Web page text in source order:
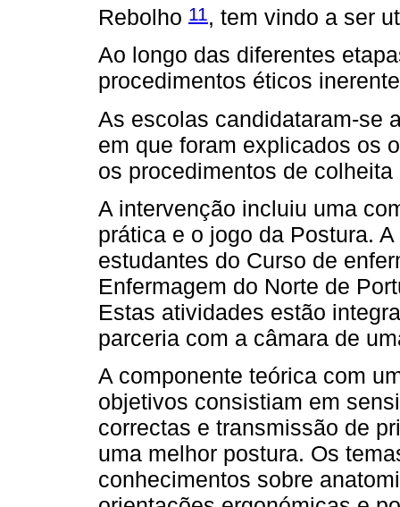
Rebolho 11, tem vindo a ser
Ao longo das diferentes
procedimentos éticos
As escolas candidataram-se
em que foram explicados os
os procedimentos de
A intervenção incluiu uma
prática e o jogo da Postura.
estudantes do Curso de
Enfermagem do Norte de
Estas atividades estão
parceria com a câmara de
A componente teórica com
objetivos consistiam em
correctas e transmissão de
uma melhor postura. Os
conhecimentos sobre